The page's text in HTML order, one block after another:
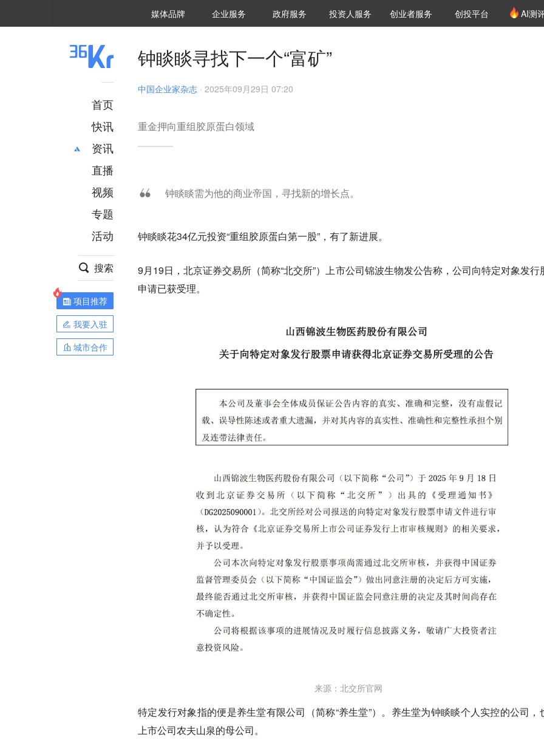
媒体品牌 36Kr研究院
企业服务 城市之窗
政府服务 VClub投资机构库
投资机构职位推介
投资人服务 创投氪堂
创业者服务 创投平台 AI测
首页
快讯
资讯
推荐
财经
项目推荐
安徽
直播
视频
专题
活动
搜索
项目推荐
我要入驻
城市合作
钟睒睒寻找下一个“富矿”
中国企业家杂志 · 2025年09月29日 07:20
重金押向重组胶原蛋白领域
钟睒睒需为他的商业帝国，寻找新的增长点。
钟睒睒花34亿元投资“重组胶原蛋白第一股”，有了新进展。
9月19日，北京证券交易所（简称“北交所”）上市公司锦波生物发公告称，公司向特定对象发行
申请已获受理。
来源：北交所官网
特定发行对象指的便是养生堂有限公司（简称“养生堂”）。 养生堂为钟睒睒个人实控的公司，
上市公司农夫山泉的母公司。